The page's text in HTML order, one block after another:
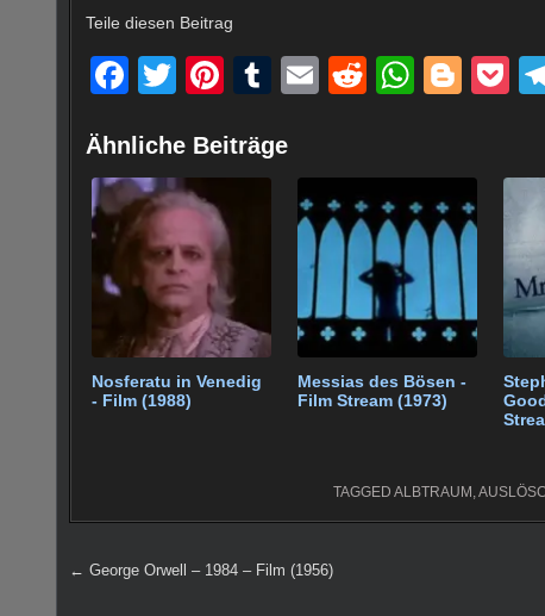
Teile diesen Beitrag
F
c
e
b
o
o
k
T
tt
er
Pi
er
e
st
T
m
bl
E
R
di
t
W
s
A
p
p
Bl
g
er
P
et
Ähnliche Beiträge
Nosferatu in Venedig
- Film (1988)
Messias des Bösen -
Film Stream (1973)
TAGGED ALBTRAUM
Beitragsnavigation
← George Orwell – 1984 – Film (1956)